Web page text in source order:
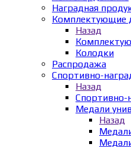
Наградная
Комплектующие
Назад
Колодки
Распродажа
Спортивно-
Назад
Спортивно-
Медали
Назад